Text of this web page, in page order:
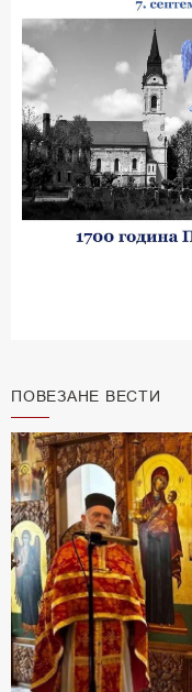
ПОВЕЗАНЕ ВЕСТИ